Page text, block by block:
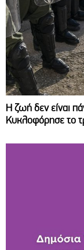
Η ζωή δεν είναι
Κυκλοφόρησε το